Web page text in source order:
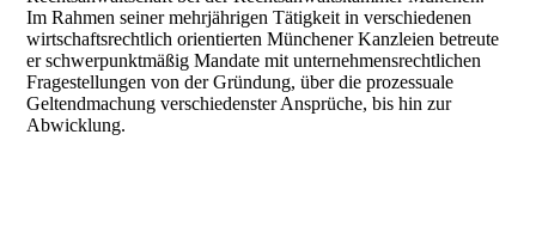
Im Rahmen seiner mehrjährigen Tätigkeit in verschiedenen
wirtschaftsrechtlich orientierten Münchener Kanzleien betreute
er schwerpunktmäßig Mandate mit unternehmensrechtlichen
Fragestellungen von der Gründung, über die prozessuale
Geltendmachung verschiedenster Ansprüche, bis hin zur
Abwicklung.